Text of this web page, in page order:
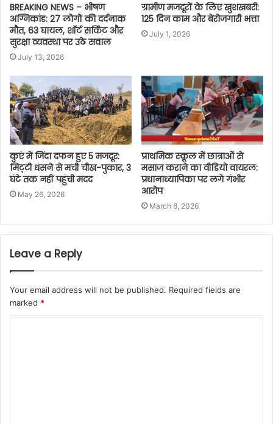
BREAKING NEWS – भीषण
अग्निकांड: 27 लोगों की दर्दनाक
मौत, 63 घायल, शॉर्ट सर्किट और
सुरक्षा व्यवस्था पर उठे सवाल
July 13, 2026
ग्रामीण मजदूरों के लिए खुशखबरी:
125 दिन काम और बेरोजगारी भत्ता
July 1, 2026
कुएं में जिंदा दफन हुए 5 मजदूर:
मिट्‌टी धंसने से मची चीख-पुकार, 3
घंटे तक नहीं पहुंची मदद
May 26, 2026
प्राथमिक स्कूल में छात्राओं से
मसाज कराने का वीडियो वायरल:
प्रधानाध्यापिका पर लगे गंभीर
आरोप
March 8, 2026
Leave a Reply
Your email address will not be published. Required fields are
marked *